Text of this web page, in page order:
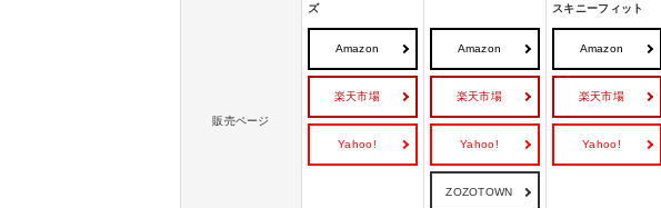
ズ
スキニーフィット
販売ページ
Amazon
楽天市場
Yahoo!
Amazon
楽天市場
Yahoo!
ZOZOTOWN
Amazon
楽天市場
Yahoo!